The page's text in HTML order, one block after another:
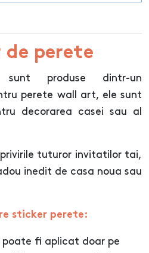
de perete
sunt produse dintr-un
perete wall art, ele sunt
decorarea casei sau al
tuturor invitatilor tai,
inedit de casa noua sau
sticker perete:
poate fi aplicat doar pe